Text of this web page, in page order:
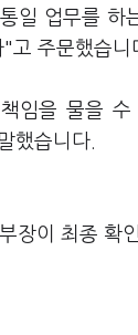
일 업무를 하
고 주문했습니
임을 물을
했습니다.
장이 최종 확